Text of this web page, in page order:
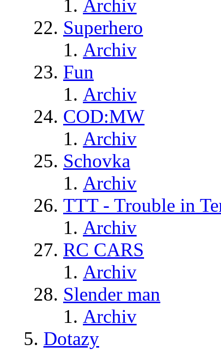
Archiv
Superhero
Archiv
Fun
Archiv
COD:MW
Archiv
Schovka
Archiv
TTT - Trouble in
Archiv
RC CARS
Archiv
Slender man
Archiv
Dotazy